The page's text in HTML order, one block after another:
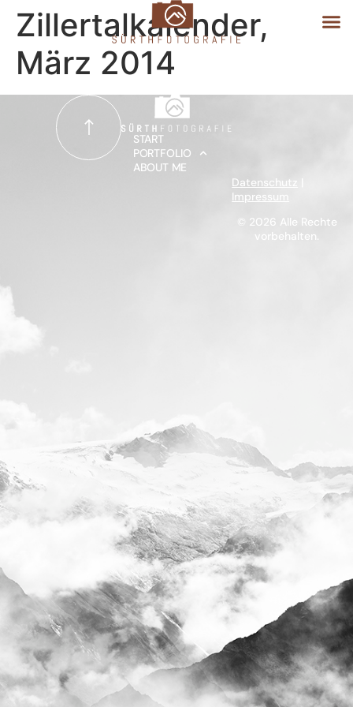
START
PORTFOLIO
Zillertalkalender,
März 2014
Datenschutz |
Impressum
© 2026 Alle Rechte
vorbehalten.
START
PORTFOLIO
ABOUT ME